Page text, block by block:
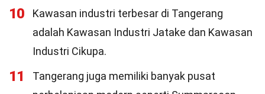
10
Kawasan industri terbesar di Tangerang
adalah Kawasan Industri Jatake dan Kawasan
Industri Cikupa.
11
Tangerang juga memiliki banyak pusat